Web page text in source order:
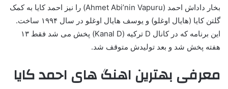
بخار داداش احمد (Ahmet Abi’nin Vapuru) را نیز احمد کایا به کمک
گلتن کایا (هایال اوغلو) و یوسف هایال اوغلو در سال ۱۹۹۴ ساخت.
این برنامه که در کانال D ترکیه (Kanal D) پخش می شد فقط ۱۳
هفته پخش شد و بعد تولیدش متوقف شد.
معرفی بهترین اهنگ های احمد کایا